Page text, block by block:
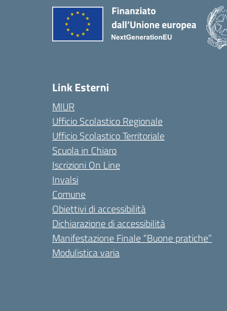
Link Esterni
MIUR
Ufficio Scolastico Regionale
Ufficio Scolastico Territoriale
Scuola in Chiaro
Iscrizioni On Line
Invalsi
Comune
Obiettivi di accessibilità
Dichiarazione di accessibilità
Manifestazione Finale “Buone pratiche”
Modulistica varia